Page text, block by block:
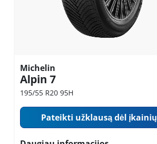
Michelin
Alpin 7
195/55 R20 95H
Pateikti užklausą dėl įkainių